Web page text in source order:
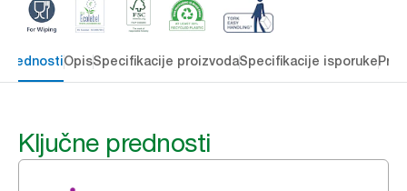
prednostiOpisSpecifikacije proizvodaSpecifikacije isporuke
Ključne prednosti